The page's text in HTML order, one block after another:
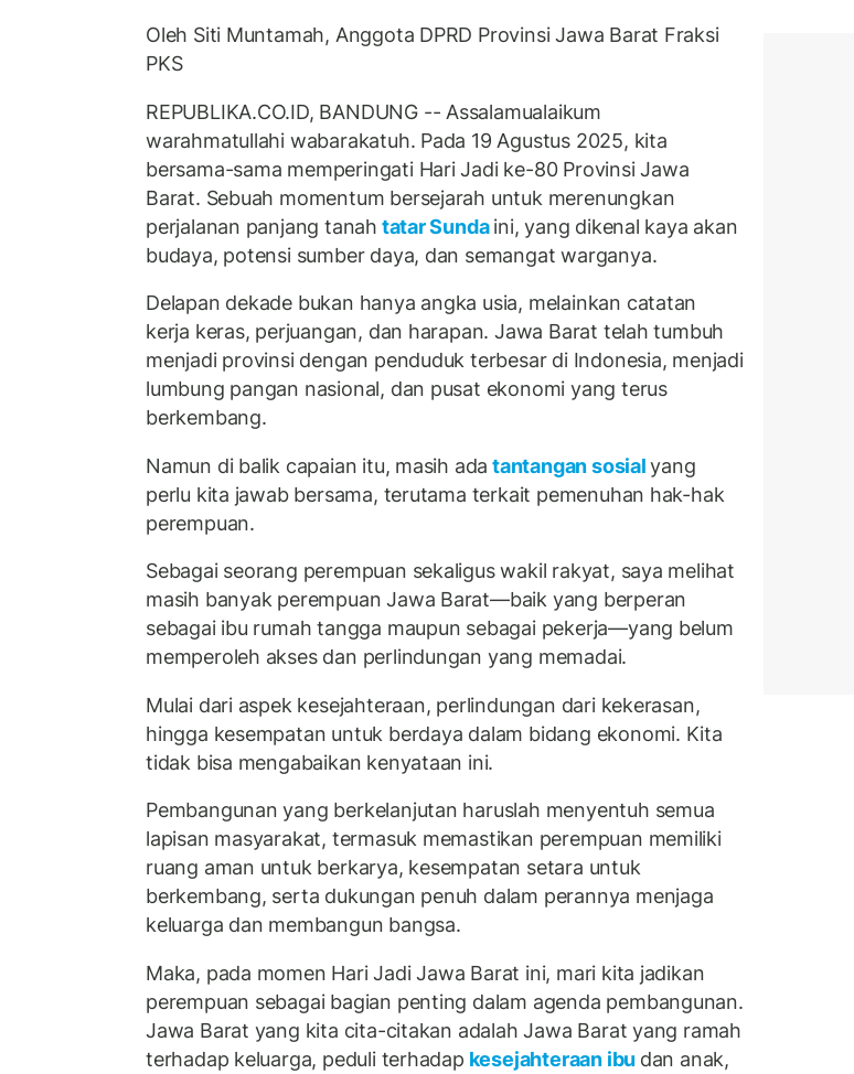
Oleh Siti Muntamah, Anggota DPRD Provinsi Jawa Barat Fraksi
PKS
REPUBLIKA.CO.ID, BANDUNG -- Assalamualaikum
warahmatullahi wabarakatuh. Pada 19 Agustus 2025, kita
bersama-sama memperingati Hari Jadi ke-80 Provinsi Jawa
Barat. Sebuah momentum bersejarah untuk merenungkan
perjalanan panjang tanah tatar Sundaini, yang dikenal kaya akan
budaya, potensi sumber daya, dan semangat warganya.
Delapan dekade bukan hanya angka usia, melainkan catatan
kerja keras, perjuangan, dan harapan. Jawa Barat telah tumbuh
menjadi provinsi dengan penduduk terbesar di Indonesia, menjadi
lumbung pangan nasional, dan pusat ekonomi yang terus
berkembang.
Namun di balik capaian itu, masih ada tantangan sosialyang
perlu kita jawab bersama, terutama terkait pemenuhan hak-hak
perempuan.
Sebagai seorang perempuan sekaligus wakil rakyat, saya melihat
masih banyak perempuan Jawa Barat—baik yang berperan
sebagai ibu rumah tangga maupun sebagai pekerja—yang belum
memperoleh akses dan perlindungan yang memadai.
Mulai dari aspek kesejahteraan, perlindungan dari kekerasan,
hingga kesempatan untuk berdaya dalam bidang ekonomi. Kita
tidak bisa mengabaikan kenyataan ini.
Pembangunan yang berkelanjutan haruslah menyentuh semua
lapisan masyarakat, termasuk memastikan perempuan memiliki
ruang aman untuk berkarya, kesempatan setara untuk
berkembang, serta dukungan penuh dalam perannya menjaga
keluarga dan membangun bangsa.
Maka, pada momen Hari Jadi Jawa Barat ini, mari kita jadikan
perempuan sebagai bagian penting dalam agenda pembangunan.
Jawa Barat yang kita cita-citakan adalah Jawa Barat yang ramah
terhadap keluarga, peduli terhadap kesejahteraan ibu dan anak,